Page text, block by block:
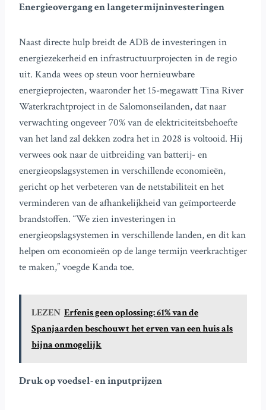
Energieovergang en langetermijninvesteringen
Naast directe hulp breidt de ADB de investeringen in
energiezekerheid en infrastructuurprojecten in de regio
uit. Kanda wees op steun voor hernieuwbare
energieprojecten, waaronder het 15-megawatt Tina River
Waterkrachtproject in de Salomonseilanden, dat naar
verwachting ongeveer 70% van de elektriciteitsbehoefte
van het land zal dekken zodra het in 2028 is voltooid. Hij
verwees ook naar de uitbreiding van batterij- en
energieopslagsystemen in verschillende economieën,
gericht op het verbeteren van de netstabiliteit en het
verminderen van de afhankelijkheid van geïmporteerde
brandstoffen. “We zien investeringen in
energieopslagsystemen in verschillende landen, en dit kan
helpen om economieën op de lange termijn veerkrachtiger
te maken,” voegde Kanda toe.
LEZEN Erfenis geen oplossing: 61% van de
Spanjaarden beschouwt het erven van een huis als
bijna onmogelijk
Druk op voedsel- en inputprijzen